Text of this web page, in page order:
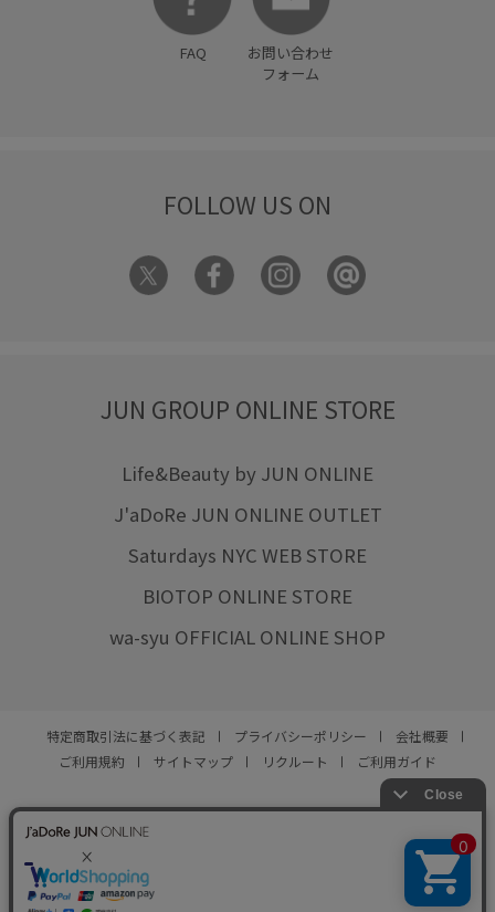
FAQ
お問い合わせ
フォーム
FOLLOW US ON
JUN GROUP ONLINE STORE
Life&Beauty by JUN ONLINE
J'aDoRe JUN ONLINE OUTLET
Saturdays NYC WEB STORE
BIOTOP ONLINE STORE
wa-syu OFFICIAL ONLINE SHOP
特定商取引法に基づく表記 プライバシーポリシー
会社概要
ご利用規約
サイトマップ リクルート ご利用ガイド
© JUN CO.,LTD. ALL RIGHTS RESERVED.